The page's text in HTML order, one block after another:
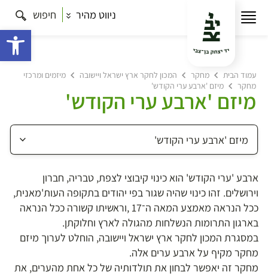
ניווט מהיר חיפוש
עמוד הבית מחקר המכון לחקר ארץ ישראל ויישובה
מיזמים ומרכזי
מחקר
מיזם 'ארבע ערי הקודש'
מיזם 'ארבע ערי הקודש'
ארבע 'ערי הקודש' הוא כינוי קיבוצי לצפת, טבריה, חברון
וירושלים. זהו כינוי שהיה שגור בפי יהודים בתקופה העות'מאנית,
ככל הנראה מאמצע המאה ה־17 ,וראשיתו קשורה ככל הנראה
בארגון התרומות הנשלחות מהגולה לארץ וחלוקתן.
במסגרת המכון לחקר ארץ ישראל ויישובה, הוחלט לערוך מיזם
מחקר מקיף על ארבע ערים אלה.
מחקר זה יאפשר לבחון את תולדותיה של כל אחת מהערים, את